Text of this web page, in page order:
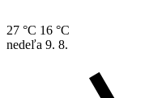
27 °C 16 °C
nedeľa 9. 8.